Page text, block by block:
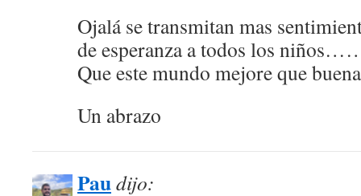
Ojalá se transmitan mas
de esperanza a todos los
Que este mundo mejore que
Un abrazo
Paudijo: